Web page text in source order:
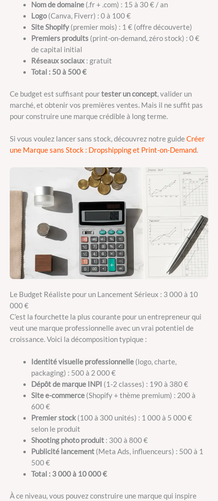
Nom de domaine(.fr + .com) : 15 à 30 € / an
Logo(Canva, Fiverr) : 0 à 100 €
Site Shopify(premier mois) : 1 € (offre découverte)
Premiers produits(print-on-demand, zéro stock) : 0 €
de capital initial
Réseaux sociaux: gratuit
Total : 50 à 500 €
Ce budget est suffisant pourtester un concept, valider un
marché, et obtenir vos premières ventes. Mais il ne suffit pas
pour construire une marque crédible à long terme.
Si vous voulez lancer sans stock, découvrez notre guideCréer
une Marque sans Stock : Dropshipping et Print-on-Demand.
Le Budget Réaliste pour un Lancement Sérieux : 3 000 à 10
000 €
C’est la fourchette la plus courante pour un entrepreneur qui
veut une marque professionnelle avec un vrai potentiel de
croissance. Voici la décomposition typique :
Identité visuelle professionnelle(logo, charte,
packaging) : 500 à 2 000 €
Dépôt de marque INPI (1-2 classes) : 190 à 380 €
Site e-commerce(Shopify + thème premium) : 200 à
600 €
Premier stock(100 à 300 unités) : 1 000 à 5 000 €
selon le produit
Shooting photo produit: 300 à 800 €
Publicité lancement(Meta Ads, influenceurs) : 500 à 1
500 €
Total : 3 000 à 10 000 €
À ce niveau, vous pouvez construire une marque qui inspire